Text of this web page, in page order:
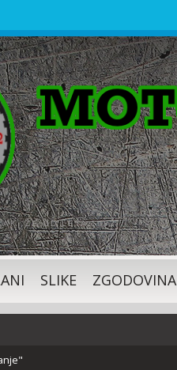
ŽE OD LETA 1982
SLIKE ZGODOVINA